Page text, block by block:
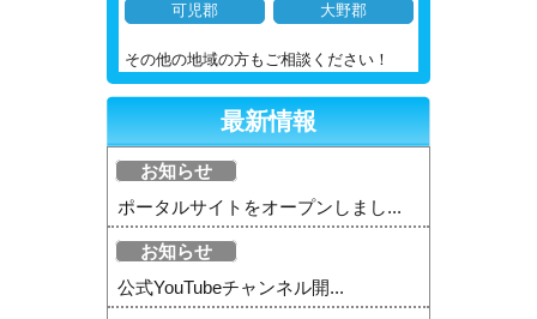
可児郡
大野郡
その他の地域の方もご相談ください！
最新情報
お知らせ
ポータルサイトをオープンしまし...
お知らせ
公式YouTubeチャンネル開...